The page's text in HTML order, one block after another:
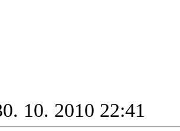
10. 2010 22:41